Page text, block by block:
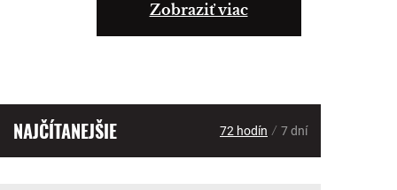
Zobraziť viac
NAJČÍTANEJŠIE 72 hodín / 7 dní